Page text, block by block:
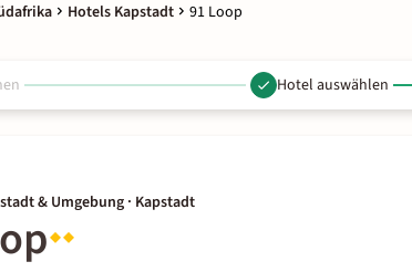
Hotels Kapstadt 91 Loop
Hotel auswählen
& Umgebung · Kapstadt